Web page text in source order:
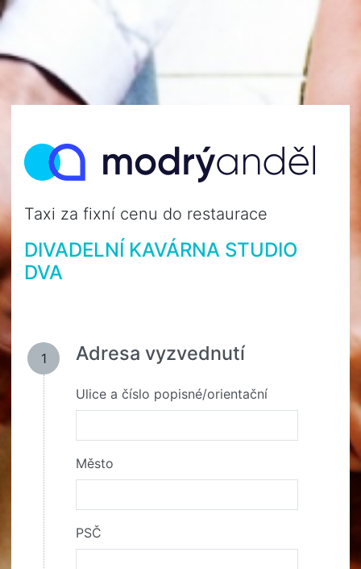
Taxi za fixní cenu do restaurace
DIVADELNÍ KAVÁRNA STUDIO
DVA
1 Adresa vyzvednutí
Ulice a číslo popisné/orientační
Město
PSČ